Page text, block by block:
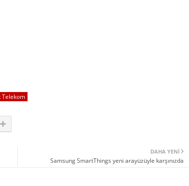
Telekom
DAHA YENI
Samsung SmartThings yeni arayüzüyle karşınızda